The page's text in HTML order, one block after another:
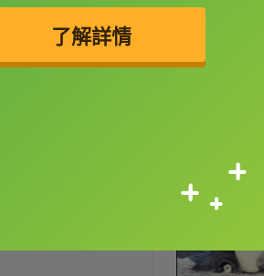
了解詳情